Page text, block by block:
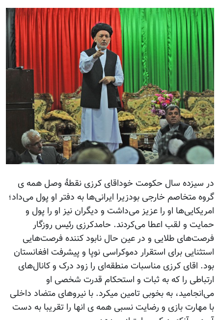
در سیزده سال حکومت خوداقای کرزی نقطۀ وصل همه ی
گروه متخاصم خارجی بودزیرا ایرانی‌ها به دفتر او پول می‌داد؛
امریکایی‌ها او را عزیز می‌داشت و دیگران نیز او را پول و
حمایت و لقب اعطا می‌کردند. حامدکرزی رئیس روزگار
فرصت‌های طلایی و در عین حال نابود کننده فرصت‌هایی
استثنایی برای استقرار دموکراسی نوپا و پیشرفت افغانستان
بود. اقای کرزی مناسبات منطقه‌ای را زود درک و کانال‌های
ارتباطی را که به ثبات و استحکام قدرت شخصی او
می‌انجامید، به بخوبی تامین میکرد. با نیروهای متضاد داخلی
با مهارت بازی و رضایت نسبی همه ی انها را تقریبا به دست